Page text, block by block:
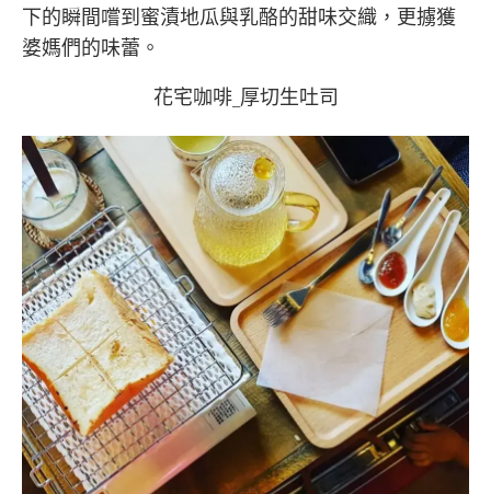
下的瞬間嚐到蜜漬地瓜與乳酪的甜味交織，更擄獲
婆媽們的味蕾。
花宅咖啡_厚切生吐司